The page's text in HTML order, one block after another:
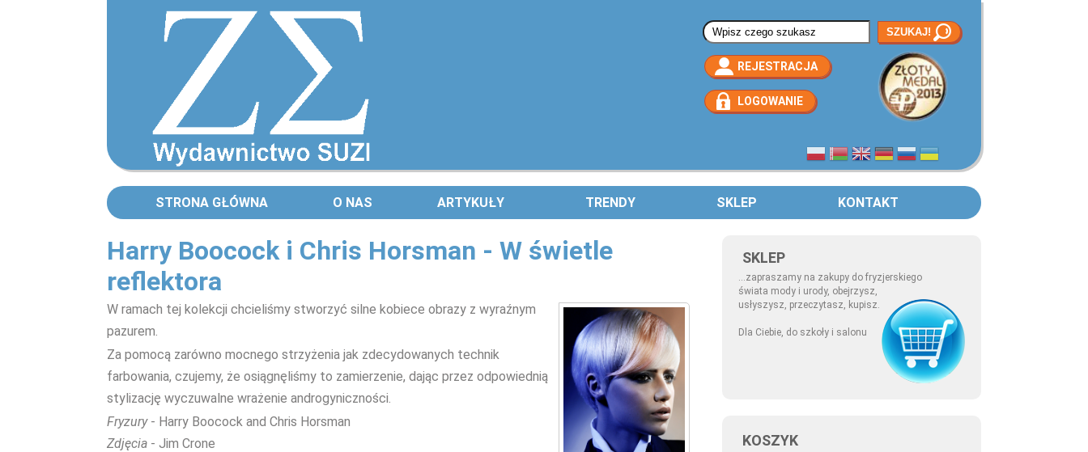
Formularz wyszukiwania
REJESTRACJA
LOGOWANIE
STRONA GŁÓWNA O NAS ARTYKUŁY TRENDY SKLEP KONTAKT
SKLEP
...zapraszamy na zakupy do fryzjerskiego
świata mody i urody, obejrzysz,
usłyszysz, przeczytasz, kupisz.
Dla Ciebie, do szkoły i salonu
KOSZYK
Harry Boocock i Chris Horsman - W świetle
reflektora
W ramach tej kolekcji chcieliśmy stworzyć silne kobiece obrazy z wyraźnym
pazurem.
Za pomocą zarówno mocnego strzyżenia jak zdecydowanych technik
farbowania, czujemy, że osiągnęliśmy to zamierzenie, dając przez odpowiednią
stylizację wyczuwalne wrażenie androgyniczności.
Fryzury- Harry Boocock and Chris Horsman
Zdjęcia - Jim Crone